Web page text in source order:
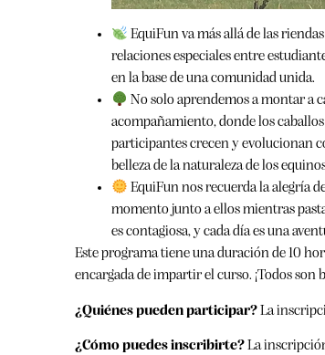
EquiFun va más allá de las
relaciones especiales entre
en la base de una comunidad unida.
No solo aprendemos a montar a
acompañamiento, donde los
participantes crecen y evolucionan
belleza de la naturaleza de los
EquiFun nos recuerda la alegría
momento junto a ellos mientras
es contagiosa, y cada día es una
Este programa tiene una duración de 10
encargada de impartir el curso. ¡Todos
¿Quiénes pueden participar?La
¿Cómo puedes inscribirte?La